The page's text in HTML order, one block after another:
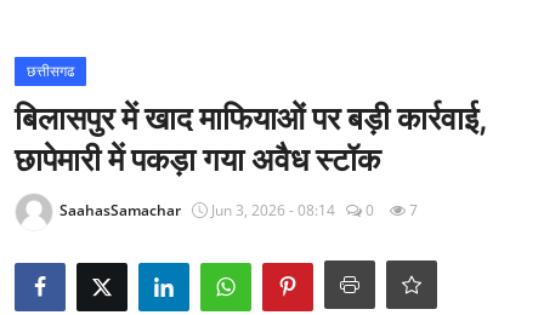
राज्य
अंतराष्ट्रीय
Epaper
छत्तीसगढ
बिलासपुर में खाद माफियाओं पर बड़ी कार्रवाई,
छापेमारी में पकड़ा गया अवैध स्टॉक
SaahasSamachar Jun 3, 2026 - 08:14 0 7